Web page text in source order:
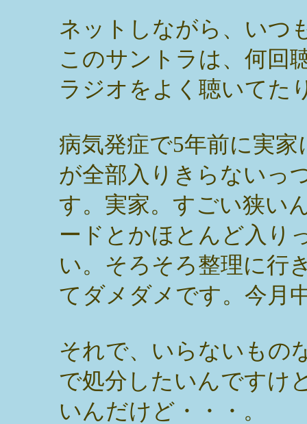
ネットしながら、いつ
このサントラは、何回
ラジオをよく聴いてた
病気発症で5年前に実
が全部入りきらないっ
す。実家。すごい狭い
ードとかほとんど入り
い。そろそろ整理に行
てダメダメです。今月
それで、いらないもの
で処分したいんですけ
いんだけど・・・。